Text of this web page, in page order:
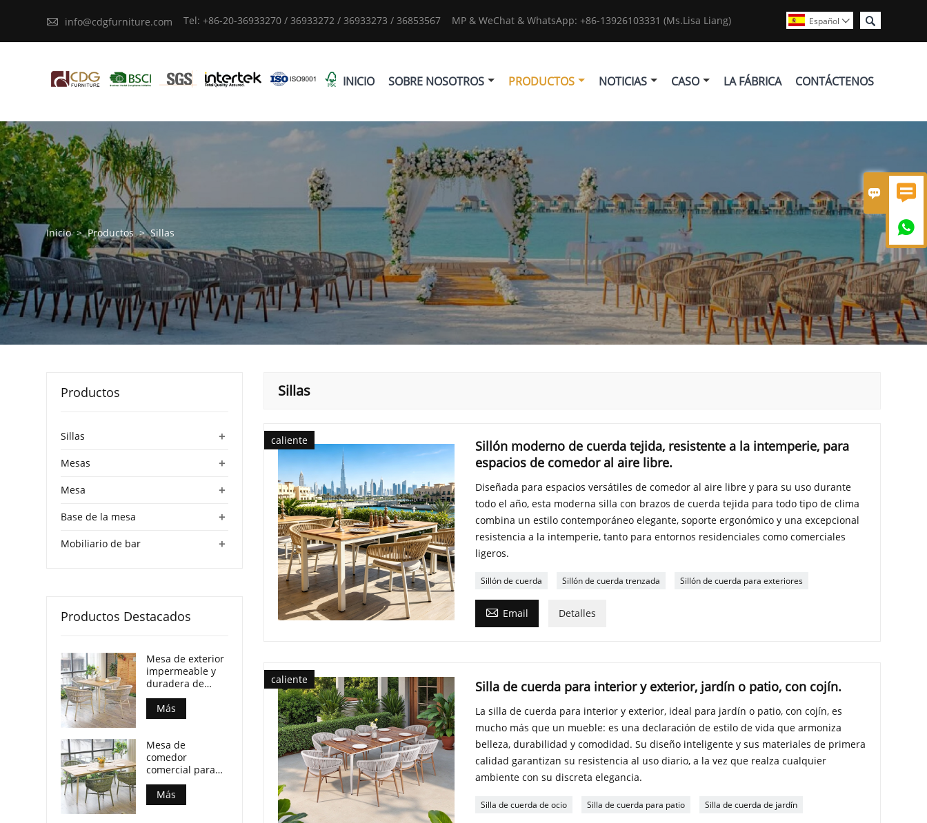
 

 info@cdgfurniture.com Tel: +86-20-36933270 / 36933272 / 36933273 / 36853567 MP & WeChat & WhatsApp: +86-13926103331 (Ms.Lisa Liang) 
Español 
INICIO SOBRE NOSOTROS PRODUCTOS NOTICIAS CASO LA FÁBRICA CONTÁCTENOS
Inicio > Productos > Sillas
Sillas
caliente
Sillón moderno de cuerda tejida, resistente a la intemperie, para
espacios de comedor al aire libre.
Diseñada para espacios versátiles de comedor al aire libre y para su uso durante
todo el año, esta moderna silla con brazos de cuerda tejida para todo tipo de clima
combina un estilo contemporáneo elegante, soporte ergonómico y una excepcional
resistencia a la intemperie, tanto para entornos residenciales como comerciales
ligeros.
Sillón de cuerda Sillón de cuerda trenzada Sillón de cuerda para exteriores
 Email Detalles
caliente Silla de cuerda para interior y exterior, jardín o patio, con cojín.
La silla de cuerda para interior y exterior, ideal para jardín o patio, con cojín, es
mucho más que un mueble: es una declaración de estilo de vida que armoniza
belleza, durabilidad y comodidad. Su diseño inteligente y sus materiales de primera
calidad garantizan su resistencia al uso diario, a la vez que realza cualquier
ambiente con su discreta elegancia.
Silla de cuerda de ocio Silla de cuerda para patio Silla de cuerda de jardín
Productos
+
Sillas
+
Mesas
+
Mesa
+
Base de la mesa
+
Mobiliario de bar
Productos Destacados
Mesa de exterior
impermeable y
duradera de
madera
contrachapada
con patas de
locales
comerciales.
Más
Mesa de
comedor
comercial para
patio, resistente
a la intemperie,
con tablero de
Más